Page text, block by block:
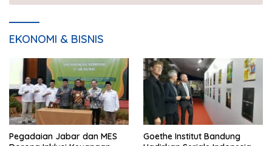
EKONOMI & BISNIS
Pegadaian Jabar dan MES
Goethe Institut Bandung